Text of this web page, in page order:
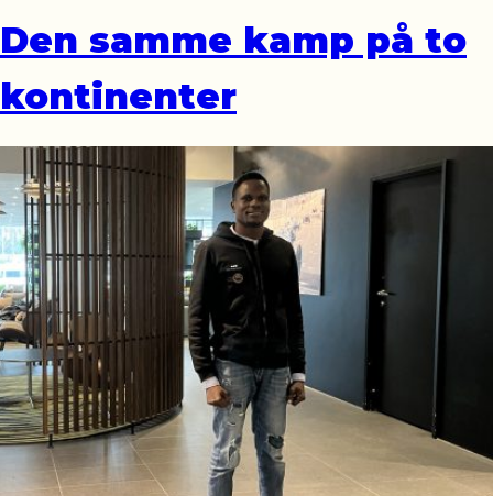
Den samme kamp på to
kontinenter